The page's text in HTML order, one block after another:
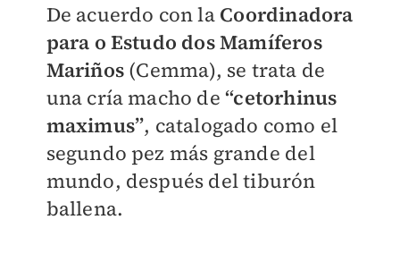
De acuerdo con la Coordinadora
para o Estudo dos Mamíferos
Mariños(Cemma), se trata de
una cría macho de“cetorhinus
maximus”, catalogado como el
segundo pez más grande del
mundo, después del tiburón
ballena.